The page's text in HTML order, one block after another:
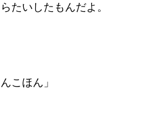
たいしたもんだよ。
こほん」